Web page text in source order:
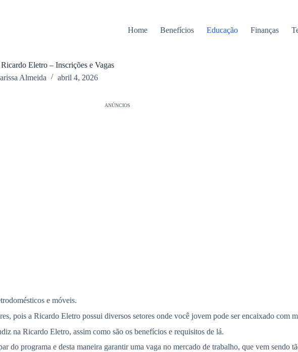
Home Benefícios Educação Finanças
Eletro – Inscrições e Vagas
Almeida
abril 4, 2026
ANÚNCIOS
e móveis.
pois a Ricardo Eletro possui diversos setores onde você jovem pode ser encaixado com
na Ricardo Eletro, assim como são os benefícios e requisitos de lá.
do programa e desta maneira garantir uma vaga no mercado de trabalho, que vem sendo